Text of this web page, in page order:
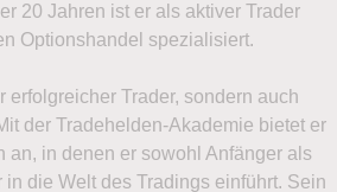
gesucht?
LYNX Börsenblickper E-
aktuelle Wertpapier- und
Börsenexperten. Die
für Ihren Trading-Erfolg.
20 Jahren ist er als aktiver Trader
Optionshandel spezialisiert.
erfolgreicher Trader, sondern auch
der Tradehelden-Akademie bietet er
an, in denen er sowohl Anfänger als
in die Welt des Tradings einführt. Sein